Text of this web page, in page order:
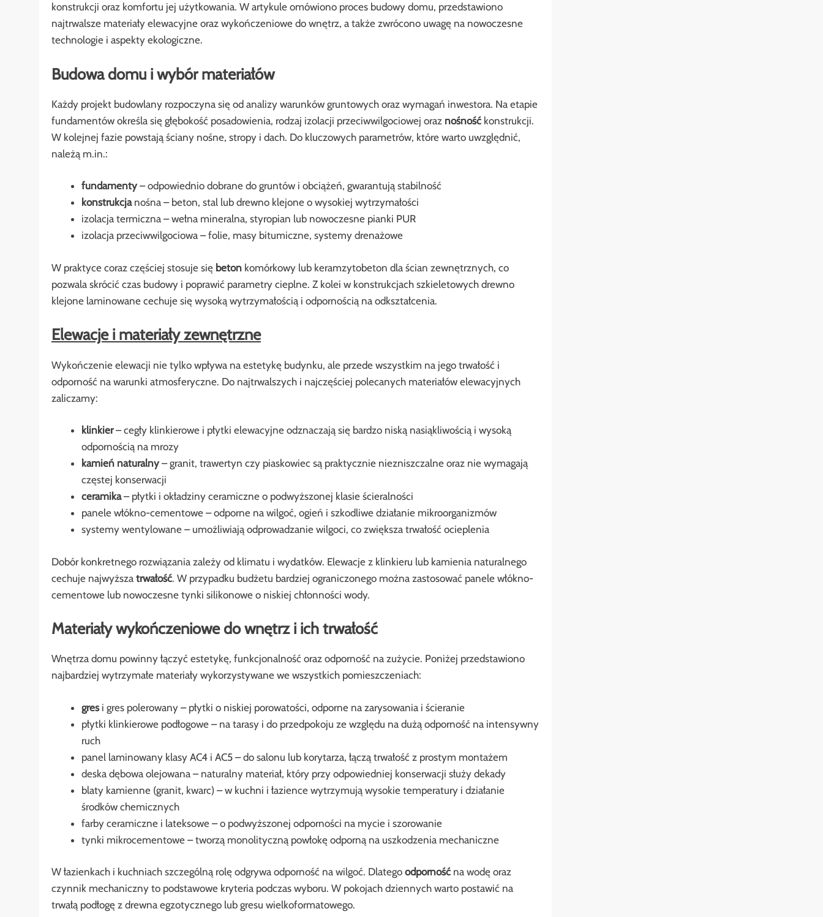
konstrukcji oraz komfortu jej użytkowania. W artykule omówiono proces budowy domu, przedstawiono
najtrwalsze materiały elewacyjne oraz wykończeniowe do wnętrz, a także zwrócono uwagę na nowoczesne
technologie i aspekty ekologiczne.
Budowa domu i wybór materiałów
Każdy projekt budowlany rozpoczyna się od analizy warunków gruntowych oraz wymagań inwestora. Na etapie
fundamentów określa się głębokość posadowienia, rodzaj izolacji przeciwwilgociowej oraz nośność konstrukcji.
W kolejnej fazie powstają ściany nośne, stropy i dach. Do kluczowych parametrów, które warto uwzględnić,
należą m.in.:
fundamenty– odpowiednio dobrane do gruntów i obciążeń, gwarantują stabilność
konstrukcjanośna – beton, stal lub drewno klejone o wysokiej wytrzymałości
izolacja termiczna – wełna mineralna, styropian lub nowoczesne pianki PUR
izolacja przeciwwilgociowa – folie, masy bitumiczne, systemy drenażowe
W praktyce coraz częściej stosuje się beton komórkowy lub keramzytobeton dla ścian zewnętrznych, co
pozwala skrócić czas budowy i poprawić parametry cieplne. Z kolei w konstrukcjach szkieletowych drewno
klejone laminowane cechuje się wysoką wytrzymałością i odpornością na odkształcenia.
Elewacje i materiały zewnętrzne
Wykończenie elewacji nie tylko wpływa na estetykę budynku, ale przede wszystkim na jego trwałość i
odporność na warunki atmosferyczne. Do najtrwalszych i najczęściej polecanych materiałów elewacyjnych
zaliczamy:
klinkier– cegły klinkierowe i płytki elewacyjne odznaczają się bardzo niską nasiąkliwością i wysoką
odpornością na mrozy
kamień naturalny– granit, trawertyn czy piaskowiec są praktycznie niezniszczalne oraz nie wymagają
częstej konserwacji
ceramika– płytki i okładziny ceramiczne o podwyższonej klasie ścieralności
panele włókno-cementowe – odporne na wilgoć, ogień i szkodliwe działanie mikroorganizmów
systemy wentylowane – umożliwiają odprowadzanie wilgoci, co zwiększa trwałość ocieplenia
Dobór konkretnego rozwiązania zależy od klimatu i wydatków. Elewacje z klinkieru lub kamienia naturalnego
cechuje najwyższa trwałość. W przypadku budżetu bardziej ograniczonego można zastosować panele włókno-
cementowe lub nowoczesne tynki silikonowe o niskiej chłonności wody.
Materiały wykończeniowe do wnętrz i ich trwałość
Wnętrza domu powinny łączyć estetykę, funkcjonalność oraz odporność na zużycie. Poniżej przedstawiono
najbardziej wytrzymałe materiały wykorzystywane we wszystkich pomieszczeniach:
gresi gres polerowany – płytki o niskiej porowatości, odporne na zarysowania i ścieranie
płytki klinkierowe podłogowe – na tarasy i do przedpokoju ze względu na dużą odporność na intensywny
ruch
panel laminowany klasy AC4 i AC5 – do salonu lub korytarza, łączą trwałość z prostym montażem
deska dębowa olejowana – naturalny materiał, który przy odpowiedniej konserwacji służy dekady
blaty kamienne (granit, kwarc) – w kuchni i łazience wytrzymują wysokie temperatury i działanie
środków chemicznych
farby ceramiczne i lateksowe – o podwyższonej odporności na mycie i szorowanie
tynki mikrocementowe – tworzą monolityczną powłokę odporną na uszkodzenia mechaniczne
W łazienkach i kuchniach szczególną rolę odgrywa odporność na wilgoć. Dlatego odporność na wodę oraz
czynnik mechaniczny to podstawowe kryteria podczas wyboru. W pokojach dziennych warto postawić na
trwałą podłogę z drewna egzotycznego lub gresu wielkoformatowego.